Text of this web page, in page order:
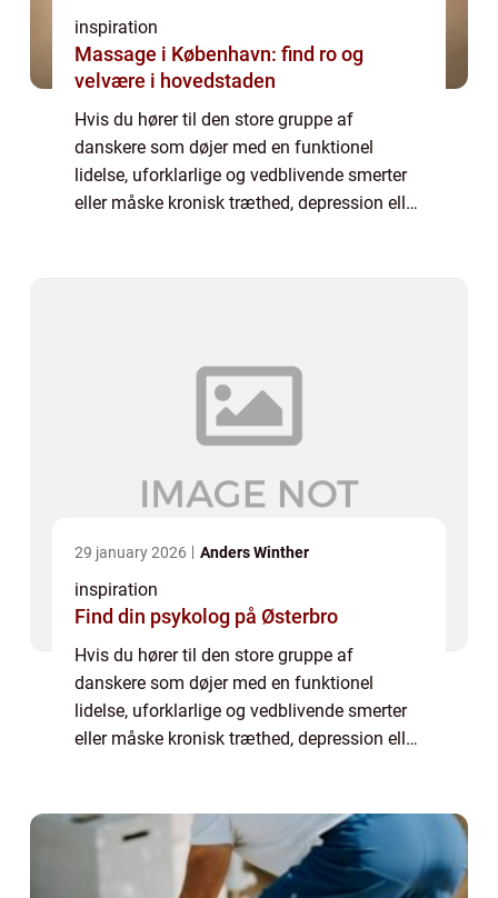
inspiration
Massage i København: find ro og
velvære i hovedstaden
Hvis du hører til den store gruppe af
danskere som døjer med en funktionel
lidelse, uforklarlige og vedblivende smerter
eller måske kronisk træthed, depression eller
29 january 2026 Anders Winther
inspiration
Find din psykolog på Østerbro
Hvis du hører til den store gruppe af
danskere som døjer med en funktionel
lidelse, uforklarlige og vedblivende smerter
eller måske kronisk træthed, depression eller
terapi med ...